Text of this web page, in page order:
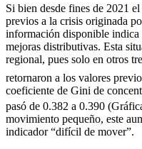
Si bien desde fines de 2021
previos a la crisis originada
información disponible indica
mejoras distributivas. Esta
regional, pues solo en otros
retornaron a los valores
coeficiente de Gini de
pasó de 0.382 a 0.390
movimiento pequeño, este
indicador “difícil de mover”.